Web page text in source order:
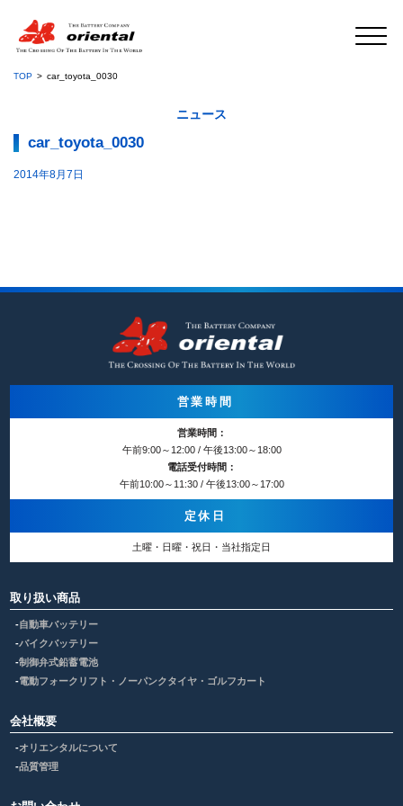
TOP car_toyota_0030
ニュース
car_toyota_0030
2014年8月7日
営業時間
営業時間：
午前9:00～12:00 / 午後13:00～18:00
電話受付時間：
午前10:00～11:30 / 午後13:00～17:00
定休日
土曜・日曜・祝日・当社指定日
取り扱い商品
自動車バッテリー
バイクバッテリー
制御弁式鉛蓄電池
電動フォークリフト・ノーパンクタイヤ・ゴルフカート
会社概要
オリエンタルについて
品質管理